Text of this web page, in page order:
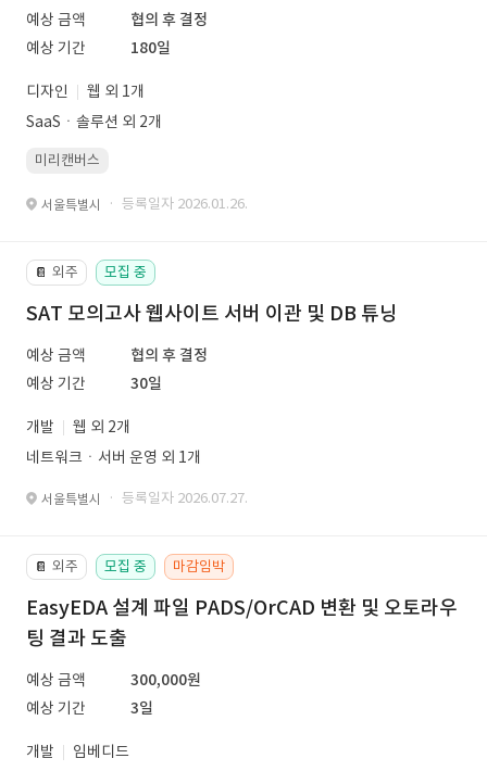
예상 금액
협의 후 결정
예상 기간
180일
디자인
웹 외 1개
SaaSㆍ솔루션 외 2개
미리캔버스
서울특별시 · 등록일자 2026.01.26.
📔 외주 모집 중
SAT 모의고사 웹사이트 서버 이관 및 DB 튜닝
예상 금액
협의 후 결정
예상 기간
30일
개발
웹 외 2개
네트워크ㆍ서버 운영 외 1개
서울특별시 · 등록일자 2026.07.27.
📔 외주 모집 중 마감임박
EasyEDA 설계 파일 PADS/OrCAD 변환 및 오토라우
팅 결과 도출
예상 금액
300,000원
예상 기간
3일
개발
임베디드